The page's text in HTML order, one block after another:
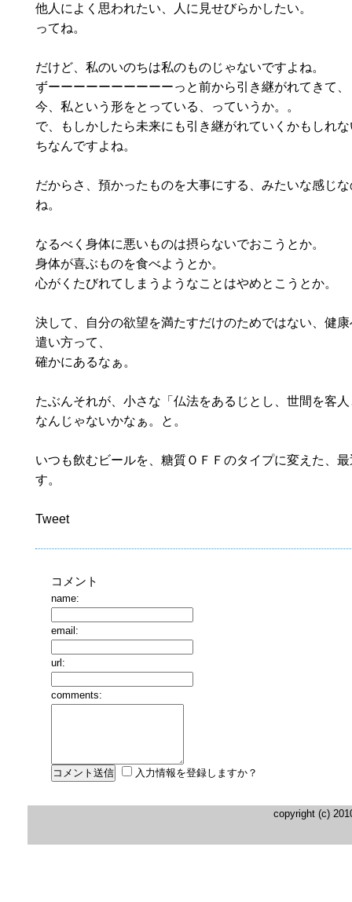
他人によく思われたい、人に見せびらかしたい。
ってね。
だけど、私のいのちは私のものじゃないですよね。
ずーーーーーーーーーーっと前から引き継がれてきて、
今、私という形をとっている、っていうか。。
で、もしかしたら未来にも引き継がれていくかもしれ
ちなんですよね。
だからさ、預かったものを大事にする、みたいな感じ
ね。
なるべく身体に悪いものは摂らないでおこうとか。
身体が喜ぶものを食べようとか。
心がくたびれてしまうようなことはやめとこうとか。
決して、自分の欲望を満たすだけのためではない、健
遣い方って、
確かにあるなぁ。
たぶんそれが、小さな「仏法をあるじとし、世間を客
なんじゃないかなぁ。と。
いつも飲むビールを、糖質ＯＦＦのタイプに変えた、
す。
Tweet
コメント
name:
email:
url:
comments:
入力情報を登録しますか？
copyright (c)